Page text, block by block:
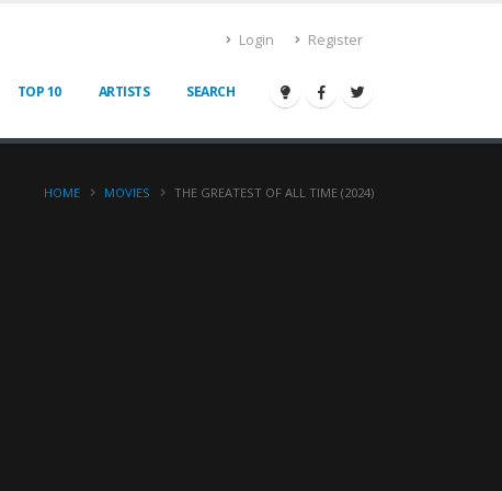
Login Register
TOP 10 ARTISTS SEARCH
HOME MOVIES THE GREATEST OF ALL TIME (2024)